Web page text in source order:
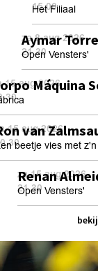
15.00
Het Filiaal
za 8 aug 2026
21.30
Aymar
Open Vensters'
15 aug 2026Máquina
15 aug 2026
van
beetje vies met
za 15 aug 2026
21.30
Renan
Open Vensters'